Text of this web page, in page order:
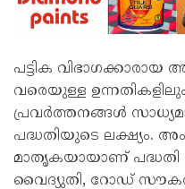
പട്ടിക
വരെയുള്ള
പ്രവർത്തനങ്ങൾ
പദ്ധതിയുടെ ലക്ഷ്യം.
മാതൃകയായാണ് പദ്ധതി
വൈദ്യുതി, റോഡ്